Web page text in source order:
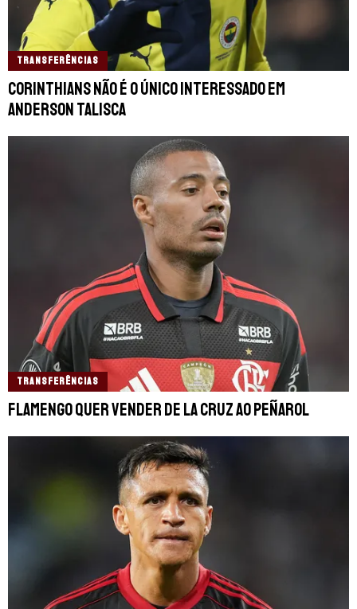
TRANSFERÊNCIAS
Corinthians não é o único interessado em
Anderson Talisca
TRANSFERÊNCIAS
Flamengo quer vender De La Cruz ao Peñarol